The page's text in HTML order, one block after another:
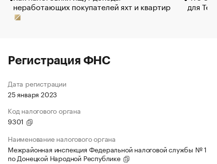
неработающих покупателей яхт и квартир
для
Регистрация ФНС
Дата регистрации
25 января 2023
Код налогового органа
9301
Наименование налогового органа
Межрайонная инспекция Федеральной налоговой службы № 1
по Донецкой Народной Республике